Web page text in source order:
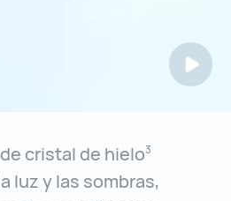
cristal de hielo3
luz y las sombras,